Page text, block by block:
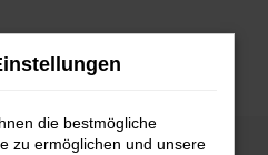
Škoda Kamiq
Skoda Kamiq
die bestmögliche
zu ermöglichen und unsere